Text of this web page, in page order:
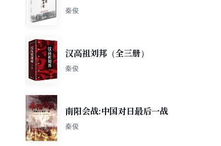
秦俊
汉高祖刘邦（全三册）
秦俊
南阳会战:中国对日最后一战
秦俊